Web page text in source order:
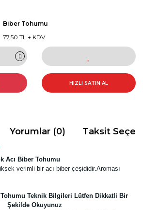
Biber Tohumu
77,50 TL + KDV
HIZLI SATIN AL
Yorumlar (0) Taksit
Acı Biber Tohumu
verimli bir acı biber çeşididir.Aroması
Teknik Bilgileri Lütfen Dikkatli Bir
Şekilde Okuyunuz